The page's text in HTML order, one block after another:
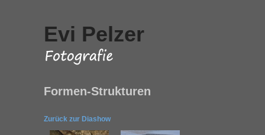
Evi Pelzer
Formen-Strukturen
Zurück zur Diashow